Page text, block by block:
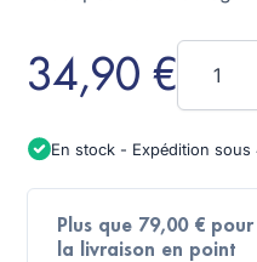
34,90 €Quantité
En stock - Expédition sous
Plus que 79,00 € pour
la livraison en point